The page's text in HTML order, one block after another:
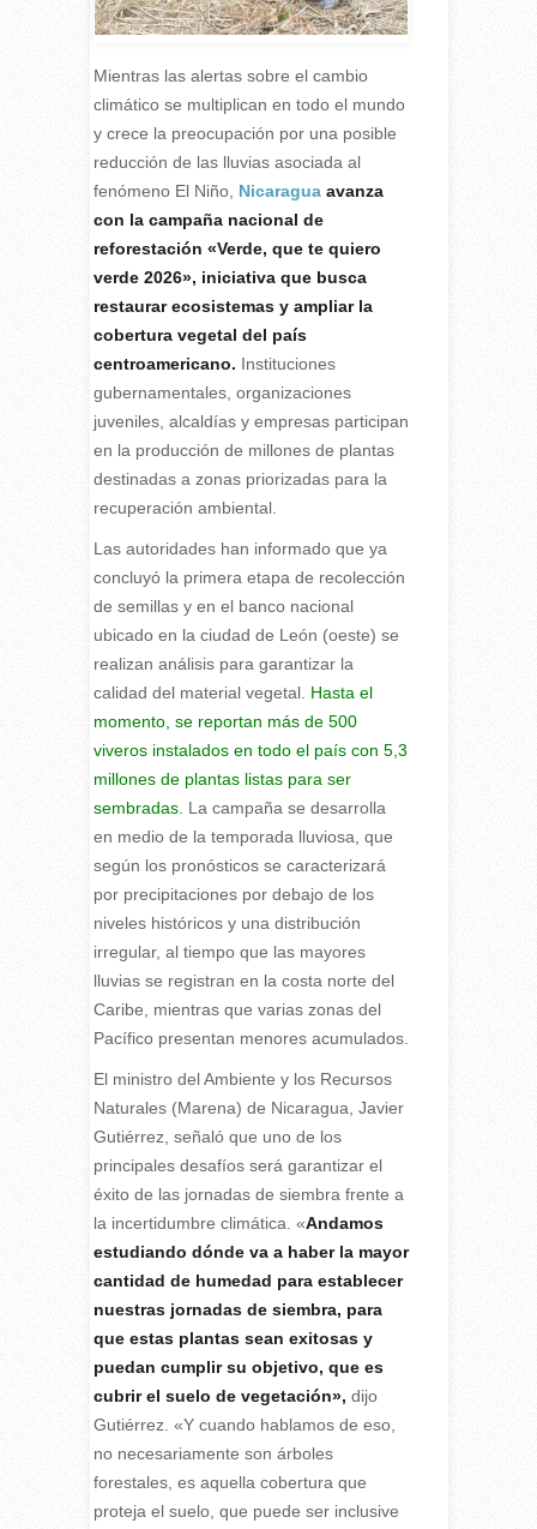
Mientras las alertas sobre el cambio
climático se multiplican en todo el mundo
y crece la preocupación por una posible
reducción de las lluvias asociada al
fenómeno El Niño, Nicaraguaavanza
con la campaña nacional de
reforestación «Verde, que te quiero
verde 2026», iniciativa que busca
restaurar ecosistemas y ampliar la
cobertura vegetal del país
centroamericano. Instituciones
gubernamentales, organizaciones
juveniles, alcaldías y empresas participan
en la producción de millones de plantas
destinadas a zonas priorizadas para la
recuperación ambiental.
L as autoridades han informado que ya
concluyó la primera etapa de recolección
de semillas y en el banco nacional
ubicado en la ciudad de León (oeste) se
realizan análisis para garantizar la
calidad del material vegetal. Hasta el
momento, se reportan más de 500
viveros instalados en todo el país con 5,3
millones de plantas listas para ser
sembradas. La campaña se desarrolla
en medio de la temporada lluviosa, que
según los pronósticos se caracterizará
por precipitaciones por debajo de los
niveles históricos y una distribución
irregular, al tiempo que las mayores
lluvias se registran en la costa norte del
Caribe, mientras que varias zonas del
Pacífico presentan menores acumulados.
El ministro del Ambiente y los Recursos
Naturales (Marena) de Nicaragua, Javier
Gutiérrez, señaló que uno de los
principales desafíos será garantizar el
éxito de las jornadas de siembra frente a
la incertidumbre climática. «Andamos
estudiando dónde va a haber la mayor
cantidad de humedad para establecer
nuestras jornadas de siembra, para
que estas plantas sean exitosas y
puedan cumplir su objetivo, que es
cubrir el suelo de vegetación», dijo
Gutiérrez. «Y cuando hablamos de eso,
no necesariamente son árboles
forestales, es aquella cobertura que
proteja el suelo, que puede ser inclusive